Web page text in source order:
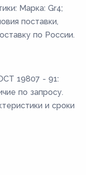
Марка: Gr4;
поставки,
по России.
19807 - 91:
по запросу.
и сроки